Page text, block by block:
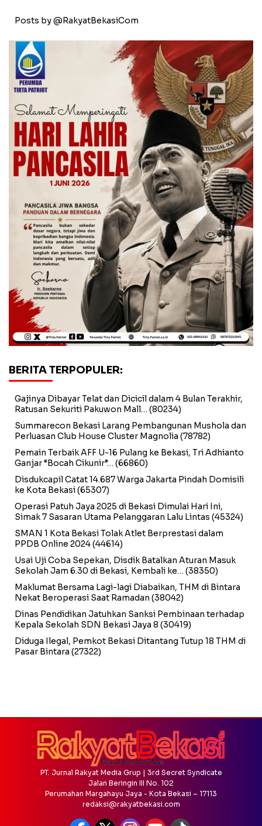
Posts by @RakyatBekasiCom
BERITA TERPOPULER:
Gajinya Dibayar Telat dan Dicicil dalam 4 Bulan Terakhir,
Ratusan Sekuriti Pakuwon Mall… (80234)
Summarecon Bekasi Larang Pembangunan Mushola dan
Perluasan Club House Cluster Magnolia (78782)
Pemain Terbaik AFF U-16 Pulang ke Bekasi, Tri Adhianto
Ganjar “Bocah Cikunir”… (66860)
Disdukcapil Catat 14.687 Warga Jakarta Pindah Domisili
ke Kota Bekasi(65307)
Operasi Patuh Jaya 2025 di Bekasi Dimulai Hari Ini,
Simak 7 Sasaran Utama Pelanggaran Lalu Lintas (45324)
SMAN 1 Kota Bekasi Tolak Atlet Berprestasi dalam
PPDB Online 2024(44614)
Usai Uji Coba Sepekan, Disdik Batalkan Aturan Masuk
Sekolah Jam 6.30 di Bekasi, Kembali ke… (38350)
Maklumat Bersama Lagi-lagi Diabaikan, THM di Bintara
Nekat Beroperasi Saat Ramadan (38042)
Dinas Pendidikan Jatuhkan Sanksi Pembinaan terhadap
Kepala Sekolah SDN Bekasi Jaya 8 (30419)
Diduga Ilegal, Pemkot Bekasi Ditantang Tutup 18 THM di
Pasar Bintara (27322)
PT. Jurnal Rakyat Media Grup | 3rd Secret Syndicate
Jalan Beringin III No. 102
Perumahan Margahayu Jaya - Kota Bekasi – 17113
redaksi@rakyatbekasi.com